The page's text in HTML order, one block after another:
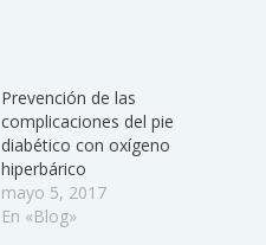
Prevención de las
complicaciones del pie
diabético con oxígeno
hiperbárico
mayo 5, 2017
En «Blog»